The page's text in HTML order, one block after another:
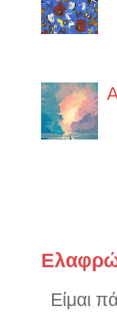
Είμαι